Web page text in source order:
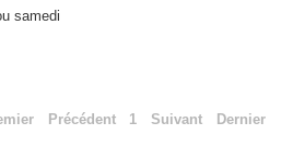
samedi
Précédent 1 Suivant Dernier